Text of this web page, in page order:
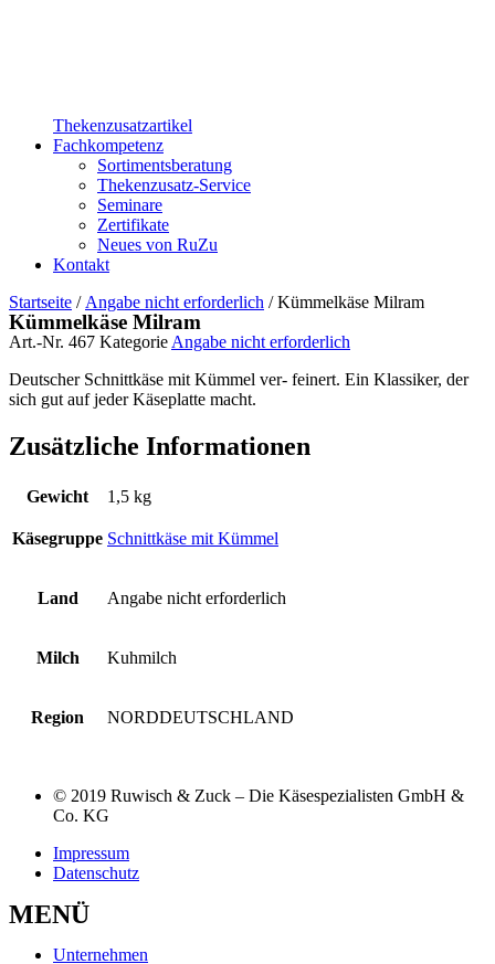
Thekenzusatzartikel
Fachkompetenz
Sortimentsberatung
Thekenzusatz-Service
Seminare
Zertifikate
Neues von RuZu
Kontakt
Startseite / Angabe nicht erforderlich / Kümmelkäse Milram
Kümmelkäse Milram
Art.-Nr. 467 Kategorie Angabe nicht erforderlich
Deutscher Schnittkäse mit Kümmel ver- feinert. Ein Klassiker, der
sich gut auf jeder Käseplatte macht.
Zusätzliche Informationen
Gewicht 1,5 kg
Käsegruppe Schnittkäse mit Kümmel
Land Angabe nicht erforderlich
Milch Kuhmilch
Region NORDDEUTSCHLAND
© 2019 Ruwisch & Zuck – Die Käsespezialisten GmbH &
Co. KG
Impressum
Datenschutz
MENÜ
Unternehmen